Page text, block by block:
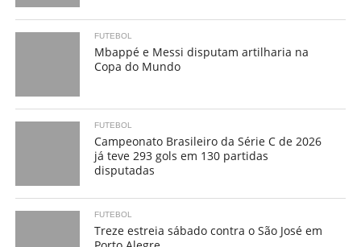
FUTEBOL
Mbappé e Messi disputam artilharia na
Copa do Mundo
FUTEBOL
Campeonato Brasileiro da Série C de 2026
já teve 293 gols em 130 partidas
disputadas
FUTEBOL
Treze estreia sábado contra o São José em